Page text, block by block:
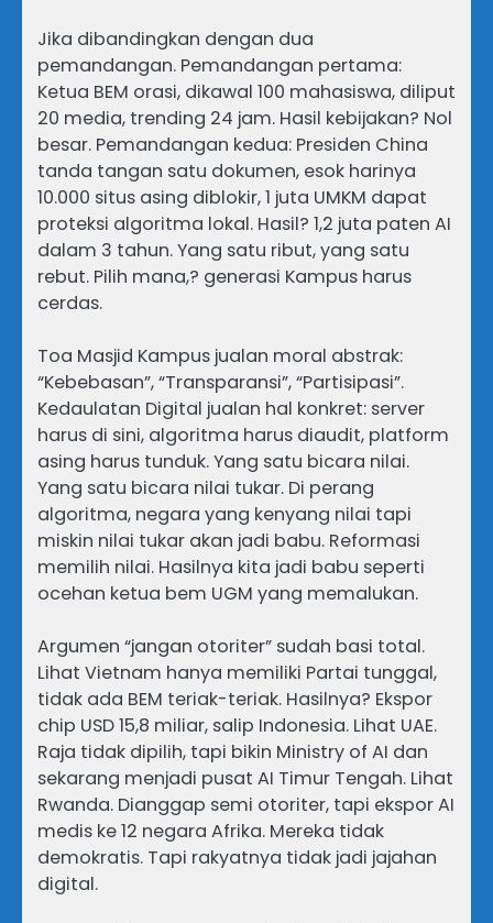
Jika dibandingkan dengan dua
pemandangan. Pemandangan pertama:
Ketua BEM orasi, dikawal 100 mahasiswa, diliput
20 media, trending 24 jam. Hasil kebijakan? Nol
besar. Pemandangan kedua: Presiden China
tanda tangan satu dokumen, esok harinya
10.000 situs asing diblokir, 1 juta UMKM dapat
proteksi algoritma lokal. Hasil? 1,2 juta paten AI
dalam 3 tahun. Yang satu ribut, yang satu
rebut. Pilih mana,? generasi Kampus harus
cerdas.
Toa Masjid Kampus jualan moral abstrak:
“Kebebasan”, “Transparansi”, “Partisipasi”.
Kedaulatan Digital jualan hal konkret: server
harus di sini, algoritma harus diaudit, platform
asing harus tunduk. Yang satu bicara nilai.
Yang satu bicara nilai tukar. Di perang
algoritma, negara yang kenyang nilai tapi
miskin nilai tukar akan jadi babu. Reformasi
memilih nilai. Hasilnya kita jadi babu seperti
ocehan ketua bem UGM yang memalukan.
Argumen “jangan otoriter” sudah basi total.
Lihat Vietnam hanya memiliki Partai tunggal,
tidak ada BEM teriak-teriak. Hasilnya? Ekspor
chip USD 15,8 miliar, salip Indonesia. Lihat UAE.
Raja tidak dipilih, tapi bikin Ministry of AI dan
sekarang menjadi pusat AI Timur Tengah. Lihat
Rwanda. Dianggap semi otoriter, tapi ekspor AI
medis ke 12 negara Afrika. Mereka tidak
demokratis. Tapi rakyatnya tidak jadi jajahan
digital.